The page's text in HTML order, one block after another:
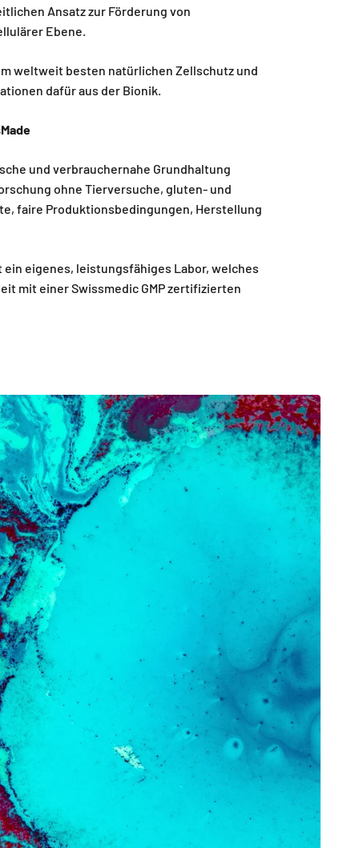
Ansatz zur Förderung von
Ebene.
weltweit besten natürlichen Zellschutz und
dafür aus der Bionik.
und verbrauchernahe Grundhaltung
ohne Tierversuche, gluten- und
faire Produktionsbedingungen, Herstellung
ein eigenes, leistungsfähiges Labor, welches
mit einer Swissmedic GMP zertifizierten